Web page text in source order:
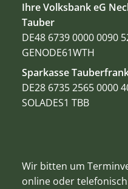
Ihre Volksbank eG
Tauber
DE48 6739 0000 0090
GENODE61WTH
Sparkasse
DE28 6735 2565 0000
SOLADES1 TBB
Wir bitten um
online oder telefonisch